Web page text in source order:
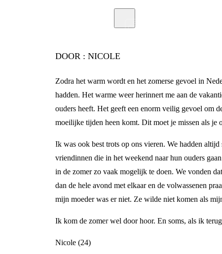
DOOR : NICOLE
Zodra het warm wordt en het zomerse gevoel in
hadden. Het warme weer herinnert me aan de
ouders heeft. Het geeft een enorm veilig gevoel om
moeilijke tijden heen komt. Dit moet je missen als je
Ik was ook best trots op ons vieren. We hadden
vriendinnen die in het weekend naar hun ouders
in de zomer zo vaak mogelijk te doen. We vonden
dan de hele avond met elkaar en de volwassenen
mijn moeder was er niet. Ze wilde niet komen als
Ik kom de zomer wel door hoor. En soms, als ik
Nicole (24)